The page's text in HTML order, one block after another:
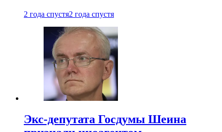
2 года спустя2 года спустя
Экс-депутата Госдумы Шеина